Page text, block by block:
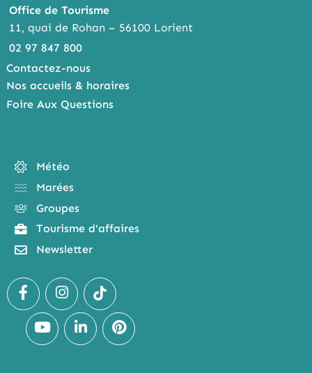
Office de Tourisme
11, quai de Rohan – 56100 Lorient
02 97 847 800
Contactez-nous
Nos accueils & horaires
Foire Aux Questions
Météo
Marées
Groupes
Tourisme d'affaires
Newsletter